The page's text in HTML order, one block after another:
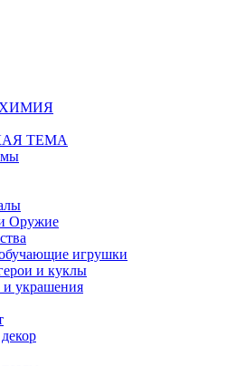
ХИМИЯ
ТЕМА
Оружие
игрушки
и куклы
и украшения